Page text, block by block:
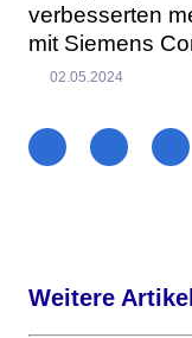
verbesserten
mit Siemens
02.05.2024
Weitere